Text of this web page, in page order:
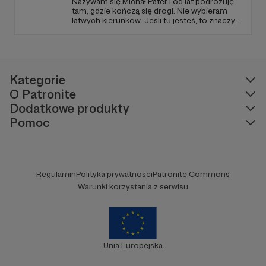
przebiegłem swojepierwsze „ultra”– w
najgorętszy dzień roku spiekłem się na skwarkę,
tam, gdzie kończą się drogi. Nie wybieram
łatwych kierunków. Jeśli tu jesteś, to znaczy,
Kategorie
O Patronite
Dodatkowe produkty
Pomoc
RegulaminPolityka prywatnościPatronite Commons
Warunki korzystania z serwisu
Unia Europejska